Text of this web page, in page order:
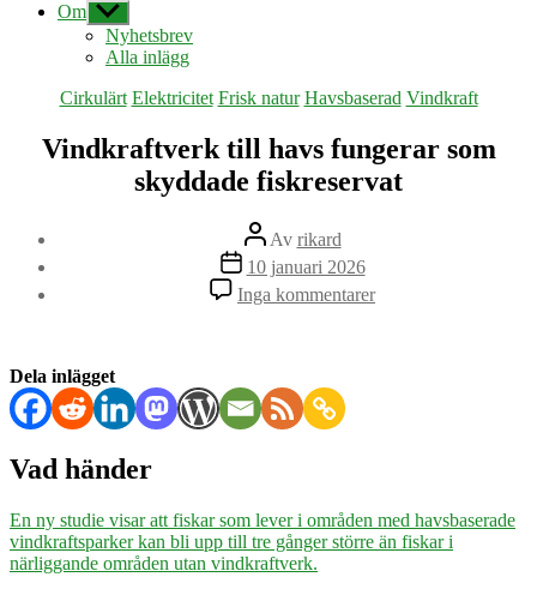
Om Visa
undermeny
Nyhetsbrev
Alla inlägg
Kategorier
Cirkulärt Elektricitet Frisk natur Havsbaserad Vindkraft
Vindkraftverk till havs fungerar som
skyddade fiskreservat
Inläggsförfattare
Av rikard
Inläggsdatum
10 januari 2026
Inga kommentarertill
Vindkraftverk
Dela inlägget
Vad händer
En ny studie visar att fiskar som lever i områden med havsbaserade
vindkraftsparker kan bli upp till tre gånger större än fiskar i
närliggande områden utan vindkraftverk.